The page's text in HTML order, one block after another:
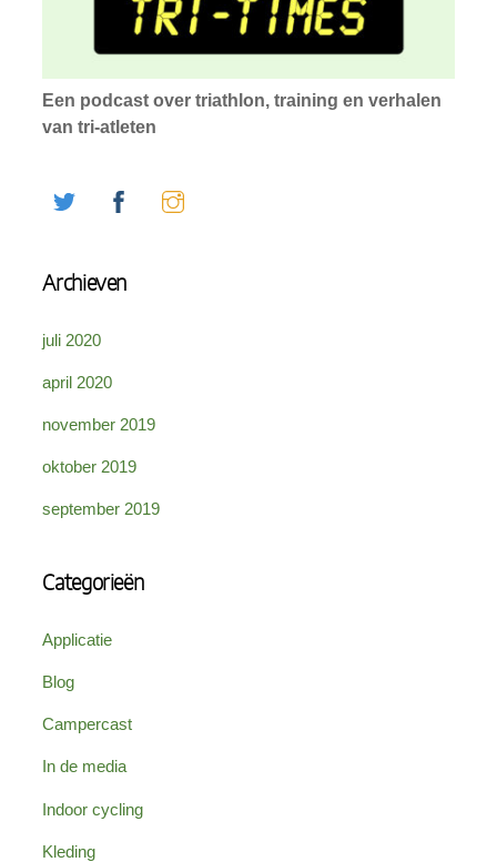
Een podcast over triathlon, training en verhalen
van tri-atleten
Twitter Facebook
Archieven
juli 2020
april 2020
november 2019
oktober 2019
september 2019
Categorieën
Applicatie
Blog
Campercast
In de media
Indoor cycling
Kleding